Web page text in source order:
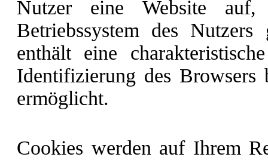
Nutzer eine Website
Betriebssystem des
enthält eine
Identifizierung des Browsers
ermöglicht.
Cookies werden auf Ihrem